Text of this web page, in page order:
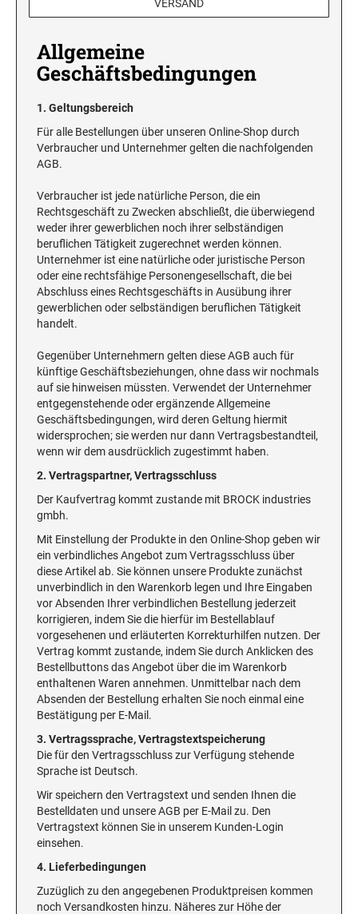
Holzstempel bis 70 mm
Holzstempel bis 80 mm
Holzstempel bis 90 mm
RUNDSTEMPEL
Holzstempel bis 70 mm
Holzstempel bis 80 mm
Holzstempel bis 90 mm
Holzstempel bis 100 mm
RUNDSTEMPEL
PROFESSIONAL LINE ZIFFERN- UND
CLASSIC LINE DATUMSTEMPEL MIT PLATTE
2910 (MIT ANTRIEBSRÄDERN)
CLASSIC LINE ZIFFERNBÄNDERSTEMPEL
CLASSIC LINE DATUMSTEMPEL +
WORTBANDDREHSTEMPEL
SWOP-PAD AUSTAUSCHKISSEN PRINTY
SWOP-PAD AUSTAUSCHKISSEN
STEMPELFARBEN
STEMPELKISSEN
STEMPELTRÄGER
DEINE DINGE STEMPEL
VERSAND
Allgemeine
Geschäftsbedingungen
1. Geltungsbereich
Für alle Bestellungen über unseren Online-Shop durch
Verbraucher und Unternehmer gelten die nachfolgenden
AGB.
Verbraucher ist jede natürliche Person, die ein
Rechtsgeschäft zu Zwecken abschließt, die überwiegend
weder ihrer gewerblichen noch ihrer selbständigen
beruflichen Tätigkeit zugerechnet werden können.
Unternehmer ist eine natürliche oder juristische Person
oder eine rechtsfähige Personengesellschaft, die bei
Abschluss eines Rechtsgeschäfts in Ausübung ihrer
gewerblichen oder selbständigen beruflichen Tätigkeit
handelt.
Gegenüber Unternehmern gelten diese AGB auch für
künftige Geschäftsbeziehungen, ohne dass wir nochmals
auf sie hinweisen müssten. Verwendet der Unternehmer
entgegenstehende oder ergänzende Allgemeine
Geschäftsbedingungen, wird deren Geltung hiermit
widersprochen; sie werden nur dann Vertragsbestandteil,
wenn wir dem ausdrücklich zugestimmt haben.
2. Vertragspartner, Vertragsschluss
Der Kaufvertrag kommt zustande mit BROCK industries
gmbh.
Mit Einstellung der Produkte in den Online-Shop geben wir
ein verbindliches Angebot zum Vertragsschluss über
diese Artikel ab. Sie können unsere Produkte zunächst
unverbindlich in den Warenkorb legen und Ihre Eingaben
vor Absenden Ihrer verbindlichen Bestellung jederzeit
korrigieren, indem Sie die hierfür im Bestellablauf
vorgesehenen und erläuterten Korrekturhilfen nutzen. Der
Vertrag kommt zustande, indem Sie durch Anklicken des
Bestellbuttons das Angebot über die im Warenkorb
enthaltenen Waren annehmen. Unmittelbar nach dem
Absenden der Bestellung erhalten Sie noch einmal eine
Bestätigung per E-Mail.
3. Vertragssprache, Vertragstextspeicherung
Die für den Vertragsschluss zur Verfügung stehende
Sprache ist Deutsch.
Wir speichern den Vertragstext und senden Ihnen die
Bestelldaten und unsere AGB per E-Mail zu. Den
Vertragstext können Sie in unserem Kunden-Login
einsehen.
4. Lieferbedingungen
Zuzüglich zu den angegebenen Produktpreisen kommen
noch Versandkosten hinzu. Näheres zur Höhe der